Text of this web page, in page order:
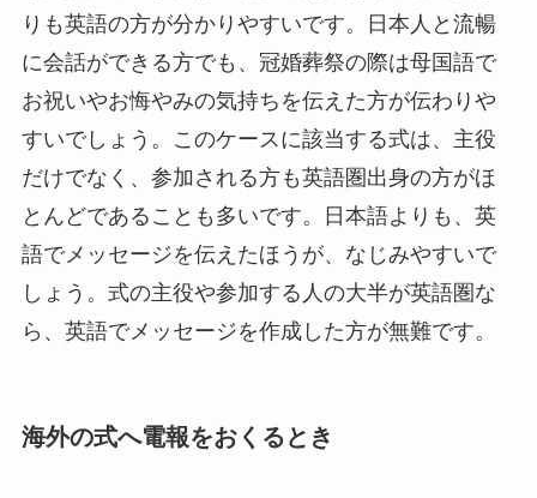
りも英語の方が分かりやすいです。日本人と流暢
に会話ができる方でも、冠婚葬祭の際は母国語で
お祝いやお悔やみの気持ちを伝えた方が伝わりや
すいでしょう。このケースに該当する式は、主役
だけでなく、参加される方も英語圏出身の方がほ
とんどであることも多いです。日本語よりも、英
語でメッセージを伝えたほうが、なじみやすいで
しょう。式の主役や参加する人の大半が英語圏な
ら、英語でメッセージを作成した方が無難です。
海外の式へ電報をおくるとき